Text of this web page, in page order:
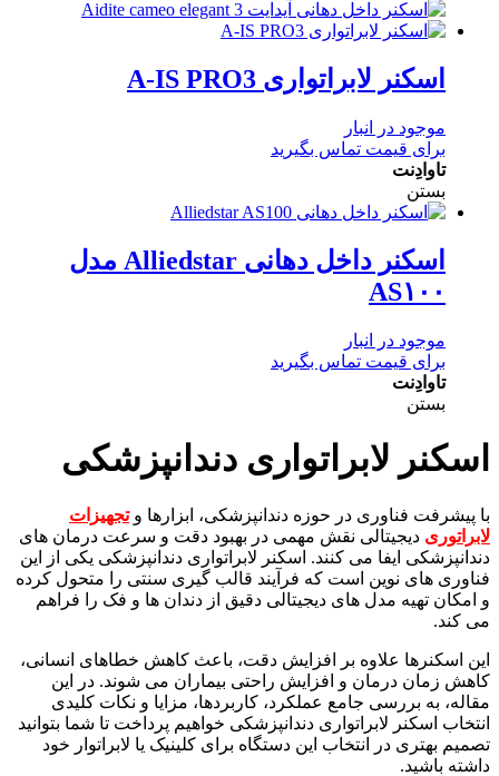
اسکنر لابراتواری A-IS PRO3
موجود در انبار
برای قیمت تماس بگیرید
تاوادِنت
بستن
اسکنر داخل دهانی Alliedstar مدل
AS۱۰۰
موجود در انبار
برای قیمت تماس بگیرید
تاوادِنت
بستن
اسکنر لابراتواری دندانپزشکی
با پیشرفت فناوری در حوزه دندانپزشکی، ابزارها وتجهیزات
لابراتوری دیجیتالی نقش مهمی در بهبود دقت و سرعت درمان های
دندانپزشکی ایفا می کنند. اسکنر لابراتواری دندانپزشکی یکی از این
فناوری های نوین است که فرآیند قالب گیری سنتی را متحول کرده
و امکان تهیه مدل های دیجیتالی دقیق از دندان ها و فک را فراهم
می کند.
این اسکنرها علاوه بر افزایش دقت، باعث کاهش خطاهای انسانی،
کاهش زمان درمان و افزایش راحتی بیماران می شوند. در این
مقاله، به بررسی جامع عملکرد، کاربردها، مزایا و نکات کلیدی
انتخاب اسکنر لابراتواری دندانپزشکی خواهیم پرداخت تا شما بتوانید
تصمیم بهتری در انتخاب این دستگاه برای کلینیک یا لابراتوار خود
داشته باشید.